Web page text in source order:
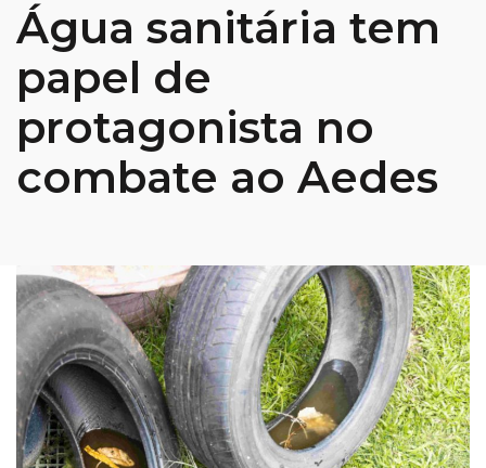
Água sanitária tem
papel de
protagonista no
combate ao Aedes